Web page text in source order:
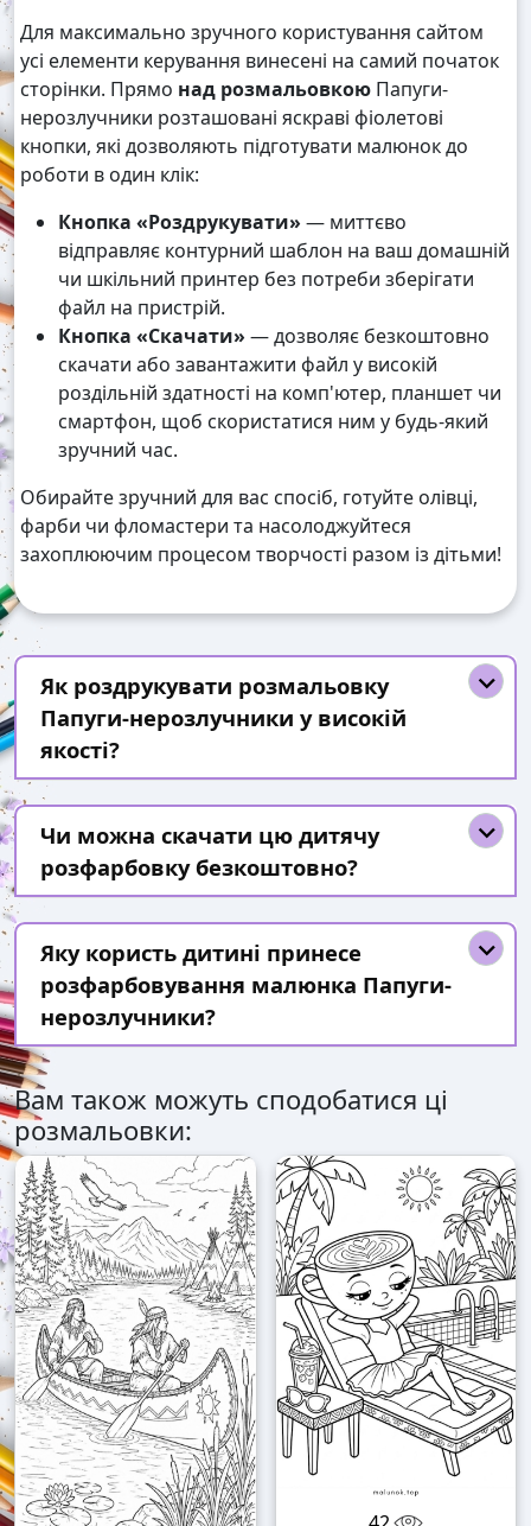
Для максимально зручного користування сайтом
усі елементи керування винесені на самий початок
сторінки. Прямо над розмальовкою Папуги-
нерозлучники розташовані яскраві фіолетові
кнопки, які дозволяють підготувати малюнок до
роботи в один клік:
Кнопка «Роздрукувати» — миттєво
відправляє контурний шаблон на ваш домашній
чи шкільний принтер без потреби зберігати
файл на пристрій.
Кнопка «Скачати» — дозволяє безкоштовно
скачати або завантажити файл у високій
роздільній здатності на комп'ютер, планшет чи
смартфон, щоб скористатися ним у будь-який
зручний час.
Обирайте зручний для вас спосіб, готуйте олівці,
фарби чи фломастери та насолоджуйтеся
захоплюючим процесом творчості разом із дітьми!
Як роздрукувати розмальовку
Папуги-нерозлучники у високій
якості?
Чи можна скачати цю дитячу
розфарбовку безкоштовно?
Яку користь дитині принесе
розфарбовування малюнка Папуги-
нерозлучники?
Вам також можуть сподобатися ці
розмальовки: